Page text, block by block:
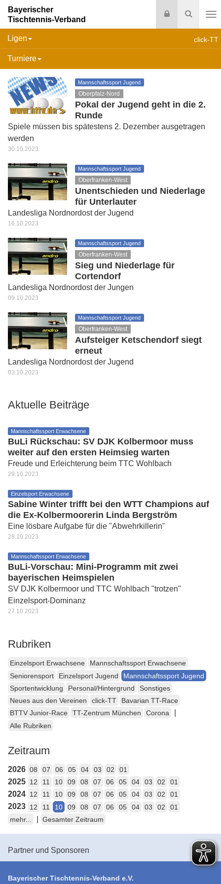
Suche
Login
Bayerischer
Tischtennis-Verband
click-TT
Ligen
Turniere
Mannschaftssport Jugend
Oberpfalz-Nord
Pokal der Jugend geht in die 2.
Runde
Spiele müssen bis spätestens 2. Dezember ausgetragen
werden
30.10.2023
Mannschaftssport Jugend
Oberfranken-West
Unentschieden und Niederlage
für Unterlauter
Landesliga Nordnordost der Jugend
16.10.2023
Mannschaftssport Jugend
Oberfranken-West
Sieg und Niederlage für
Cortendorf
Landesliga Nordnordost der Jungen
09.10.2023
Mannschaftssport Jugend
Oberfranken-West
Aufsteiger Ketschendorf siegt
erneut
Landesliga Nordnordost der Jugend
03.10.2023
Aktuelle Beiträge
Mannschaftssport Erwachsene
BuLi Rückschau: SV DJK Kolbermoor muss
weiter auf den ersten Heimsieg warten
Freude und Erleichterung beim TTC Wohlbach
29.10.2023
Einzelsport Erwachsene
Sabine Winter trifft bei den WTT Champions auf
die Ex-Kolbermoorerin Linda Bergström
Eine lösbare Aufgabe für die "Abwehrkillerin"
28.10.2023
Mannschaftssport Erwachsene
BuLi-Vorschau: Mini-Programm mit zwei
bayerischen Heimspielen
SV DJK Kolbermoor und TTC Wohlbach "trotzen"
Einzelsport-Dominanz
27.10.2023
Rubriken
Einzelsport Erwachsene
Mannschaftssport Erwachsene
Seniorensport
Einzelsport Jugend
Mannschaftssport Jugend
Sportentwicklung
Personal/Hintergrund
Sonstiges
Neues aus den Vereinen
click-TT
Bavarian TT-Race
BTTV Junior-Race
TT-Zentrum München Corona
Alle Rubriken
Zeitraum
2026 08 07 06 05 04 03 02 01
2025 12 11 10 09 08 07 06 05 04 03 02 01
2024 12 11 10 09 08 07 06 05 04 03 02 01
2023 12 11 10 09 08 07 06 05 04 03 02
01
mehr...
Gesamter Zeitraum
Partner und Sponsoren
Bayerischer Tischtennis-Verband e.V.